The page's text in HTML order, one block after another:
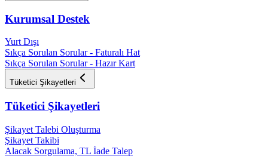
Kurumsal Destek
Yurt Dışı
Sıkça Sorulan Sorular - Faturalı Hat
Sıkça Sorulan Sorular - Hazır Kart
Tüketici Şikayetleri
Tüketici Şikayetleri
Şikayet Talebi Oluşturma
Şikayet Takibi
Alacak Sorgulama, TL İade Talep​